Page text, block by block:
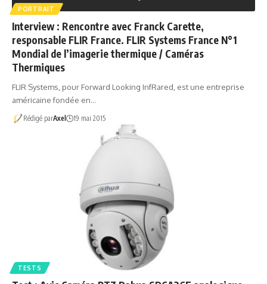
PORTRAIT
Interview : Rencontre avec Franck Carette,
responsable FLIR France. FLIR Systems France N°1
Mondial de l’imagerie thermique / Caméras
Thermiques
FLIR Systems, pour Forward Looking InfRared, est une entreprise
américaine fondée en…
Rédigé parAxel 19 mai 2015
TESTS